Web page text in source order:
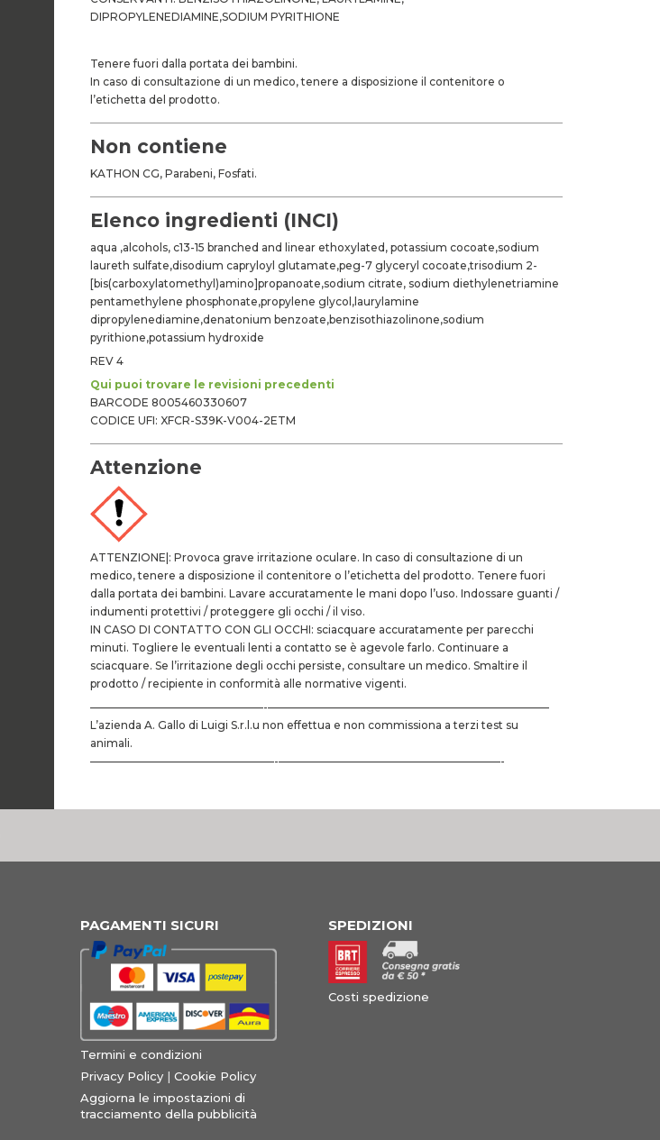
DIPROPYLENEDIAMINE,SODIUM PYRITHIONE
Tenere fuori dalla portata dei bambini.
In caso di consultazione di un medico, tenere a disposizione il contenitore o
l’etichetta del prodotto.
Non contiene
KATHON CG, Parabeni, Fosfati.
Elenco ingredienti (INCI)
aqua ,alcohols, c13-15 branched and linear ethoxylated, potassium cocoate,sodium
laureth sulfate,disodium capryloyl glutamate,peg-7 glyceryl cocoate,trisodium 2-
[bis(carboxylatomethyl)amino]propanoate,sodium citrate, sodium diethylenetriamine
pentamethylene phosphonate,propylene glycol,laurylamine
dipropylenediamine,denatonium benzoate,benzisothiazolinone,sodium
pyrithione,potassium hydroxide
REV 4
Qui puoi trovare le revisioni precedenti
BARCODE 8005460330607
CODICE UFI: XFCR-S39K-V004-2ETM
Attenzione
ATTENZIONE|: Provoca grave irritazione oculare. In caso di consultazione di un
medico, tenere a disposizione il contenitore o l’etichetta del prodotto. Tenere fuori
dalla portata dei bambini. Lavare accuratamente le mani dopo l’uso. Indossare guanti /
indumenti protettivi / proteggere gli occhi / il viso.
IN CASO DI CONTATTO CON GLI OCCHI: sciacquare accuratamente per parecchi
minuti. Togliere le eventuali lenti a contatto se è agevole farlo. Continuare a
sciacquare. Se l’irritazione degli occhi persiste, consultare un medico. Smaltire il
prodotto / recipiente in conformità alle normative vigenti.
––––––––––––––––––––––––––––––––-–––––––––––––———————————————————–
L’azienda A. Gallo di Luigi S.r.l.u non effettua e non commissiona a terzi test su
animali.
––––––––––––––––––––––––––––––––––-–––––––––––––——————————————-
PAGAMENTI SICURI
Termini e condizioni
Privacy Policy| Cookie Policy
Aggiorna le impostazioni di
tracciamento della pubblicità
SPEDIZIONI
Costi spedizione